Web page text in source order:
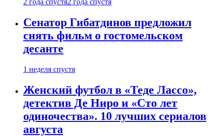
2 года спустя2 года спустя
Сенатор Гибатдинов предложил
снять фильм о гостомельском
десанте
1 неделя спустя
Женский футбол в «Теде Лассо»,
детектив Де Ниро и «Сто лет
одиночества». 10 лучших сериалов
августа